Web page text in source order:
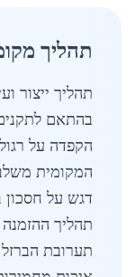
תהליך
תהליך ייצור
בהתאם
הקפדה על
המקומית
דגש על חסכון
תהליך
תערובת